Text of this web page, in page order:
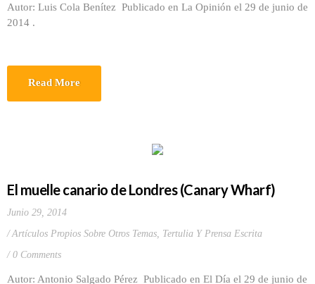
Autor: Luis Cola Benítez Publicado en La Opinión el 29 de junio de
2014 .
Read More
El muelle canario de Londres (Canary Wharf)
Junio 29, 2014
Artículos Propios Sobre Otros Temas, Tertulia Y Prensa Escrita
0 Comments
Autor: Antonio Salgado Pérez Publicado en El Día el 29 de junio de